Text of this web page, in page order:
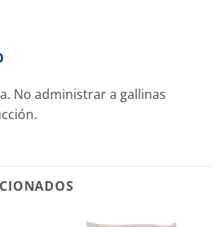
No administrar a gallinas